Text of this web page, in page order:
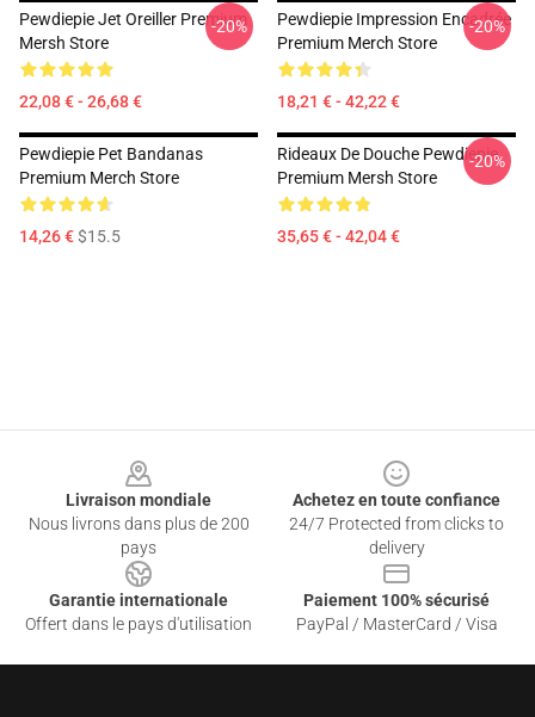
Pewdiepie Jet Oreiller Premium
Mersh Store
22,08 € - 26,68 €
-20%
Pewdiepie Impression Encadrée
Premium Merch Store
18,21 € - 42,22 €
-20%
Pewdiepie Pet Bandanas
Premium Merch Store
14,26 €$15.5
Rideaux De Douche Pewdiepie
Premium Mersh Store
35,65 € - 42,04 €
-20%
Livraison mondiale
Nous livrons dans plus de 200
pays
Achetez en toute confiance
24/7 Protected from clicks to
delivery
Garantie internationale
Offert dans le pays d'utilisation
Paiement 100% sécurisé
PayPal / MasterCard / Visa